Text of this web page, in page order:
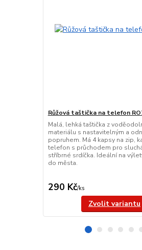
Růžová taštička na telefon
Malá, lehká taštička z
materiálu s nastavitelným a
popruhem. Má 4 kapsy na zip,
telefon s průchodem pro
stříbrné srdíčka. Ideální na
do města.
290 Kč/ks
Zvolit variantu